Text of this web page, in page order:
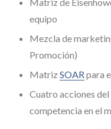
equipo
Mezcla de
Promoción)
Matriz SOARpara
Cuatro acciones
competencia en el